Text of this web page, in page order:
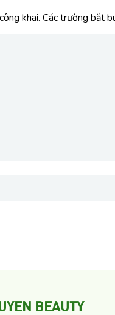
khai. Các trường bắt
BEAUTY